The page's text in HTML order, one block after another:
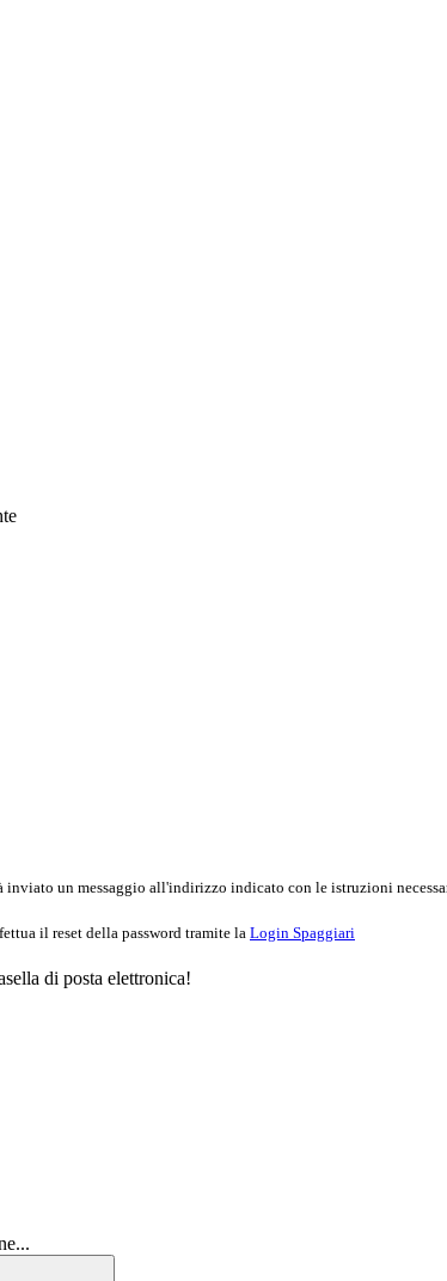
inviato un messaggio all'indirizzo indicato con le istruzioni
il reset della password tramite la Login Spaggiari
di posta elettronica!